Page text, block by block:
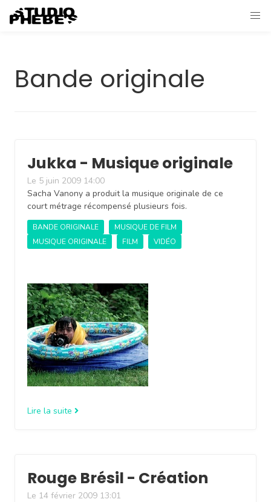
Bande originale
Jukka - Musique originale
Le 5 juin 2009 14:00
Sacha Vanony a produit la musique originale de ce
court métrage récompensé plusieurs fois.
BANDE ORIGINALE
MUSIQUE DE FILM
MUSIQUE ORIGINALE
FILM VIDÉO
Lire la suite
Rouge Brésil - Création
Le 14 février 2009 13:01